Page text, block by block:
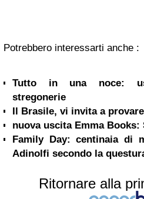
Potrebbero interessarti anche :
Tutto in una noce:
stregonerie
Il Brasile, vi invita a
nuova uscita Emma Books:
Family Day: centinaia di
Adinolfi secondo la
Ritornare alla